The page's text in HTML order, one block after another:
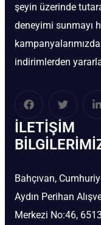
şeyin üzerinde
deneyimi sunmayı
indirimlerden
İLETIŞIM
Bahçıvan,
Aydın Perihan
Merkezi No:46,